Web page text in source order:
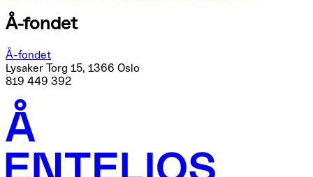
Å-fondet
Å-fondet
Lysaker Torg 15, 1366 Oslo
819 449 392